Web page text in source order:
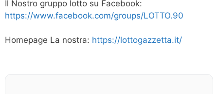
Il Nostro gruppo lotto su Facebook:
https://www.facebook.com/groups/LOTTO.90
Homepage La nostra: https://lottogazzetta.it/